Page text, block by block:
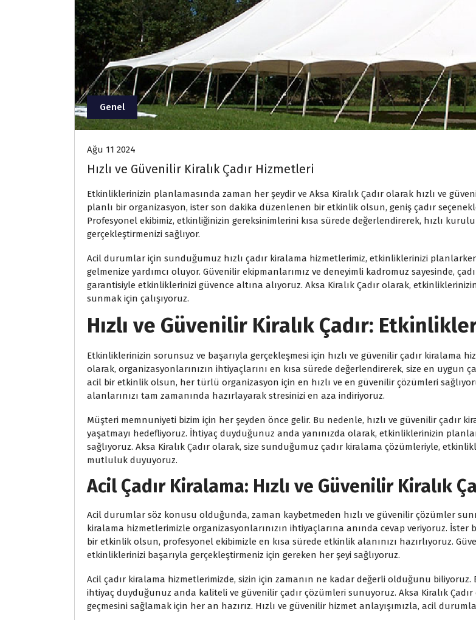
Genel
Ağu 11 2024
Hızlı ve Güvenilir Kiralık Çadır Hizmetleri
Etkinliklerinizin planlamasında zaman her şeydir ve Aksa Kiralık Çadır olarak hızlı ve
planlı bir organizasyon, ister son dakika düzenlenen bir etkinlik olsun, geniş çadır
Profesyonel ekibimiz, etkinliğinizin gereksinimlerini kısa sürede değerlendirerek, hızlı
gerçekleştirmenizi sağlıyor.
Acil durumlar için sunduğumuz hızlı çadır kiralama hizmetlerimiz, etkinliklerinizi
gelmenize yardımcı oluyor. Güvenilir ekipmanlarımız ve deneyimli kadromuz sayesinde,
garantisiyle etkinliklerinizi güvence altına alıyoruz. Aksa Kiralık Çadır olarak,
sunmak için çalışıyoruz.
Hızlı ve Güvenilir Kiralık Çadır:
Etkinliklerinizin sorunsuz ve başarıyla gerçekleşmesi için hızlı ve güvenilir çadır kiralama
olarak, organizasyonlarınızın ihtiyaçlarını en kısa sürede değerlendirerek, size en uygun
acil bir etkinlik olsun, her türlü organizasyon için en hızlı ve en güvenilir çözümleri
alanlarınızı tam zamanında hazırlayarak stresinizi en aza indiriyoruz.
Müşteri memnuniyeti bizim için her şeyden önce gelir. Bu nedenle, hızlı ve güvenilir çadır
yaşatmayı hedefliyoruz. İhtiyaç duyduğunuz anda yanınızda olarak, etkinliklerinizin
sağlıyoruz. Aksa Kiralık Çadır olarak, size sunduğumuz çadır kiralama çözümleriyle,
mutluluk duyuyoruz.
Acil Çadır Kiralama: Hızlı ve Güvenilir Kiralık
Acil durumlar söz konusu olduğunda, zaman kaybetmeden hızlı ve güvenilir çözümler
kiralama hizmetlerimizle organizasyonlarınızın ihtiyaçlarına anında cevap veriyoruz.
bir etkinlik olsun, profesyonel ekibimizle en kısa sürede etkinlik alanınızı hazırlıyoruz.
etkinliklerinizi başarıyla gerçekleştirmeniz için gereken her şeyi sağlıyoruz.
Acil çadır kiralama hizmetlerimizde, sizin için zamanın ne kadar değerli olduğunu
ihtiyaç duyduğunuz anda kaliteli ve güvenilir çadır çözümleri sunuyoruz. Aksa Kiralık
geçmesini sağlamak için her an hazırız. Hızlı ve güvenilir hizmet anlayışımızla, acil